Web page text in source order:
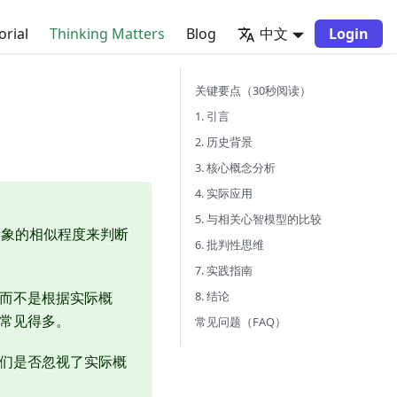
Thinking Matters Blog 中文 Login
的相似程度来判断
不是根据实际概
得多。
是否忽视了实际概
关键要点（30秒阅读）
1. 引言
2. 历史背景
3. 核心概念分析
4. 实际应用
5. 与相关心智模型的比较
6. 批判性思维
7. 实践指南
8. 结论
常见问题（FAQ）